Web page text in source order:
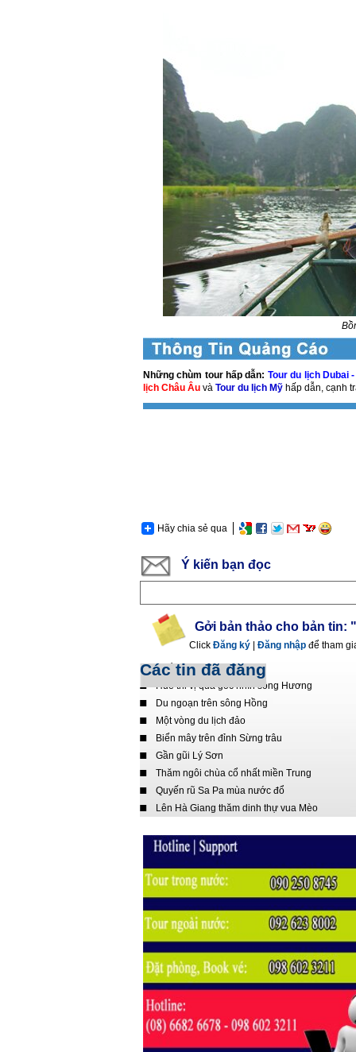
Những chùm tour hấp dẫn: Tour du lịch Dubai
lịch Châu Âu và Tour du lịch Mỹ hấp dẫn, cạnh
Hãy chia sẻ qua
Ý kiến bạn đọc
Gởi bản thảo cho bản tin:
Click Đăng ký Đăng nhập để tham
Các tin đã đăng
Chiều qua thôn Tha
Huế thi vị qua góc nhìn sông Hương
Du ngoạn trên sông Hồng
Một vòng du lịch đảo
Biển mây trên đỉnh Sừng trâu
Gần gũi Lý Sơn
Thăm ngôi chùa cổ nhất miền Trung
Quyến rũ Sa Pa mùa nước đổ
Lên Hà Giang thăm dinh thự vua Mèo